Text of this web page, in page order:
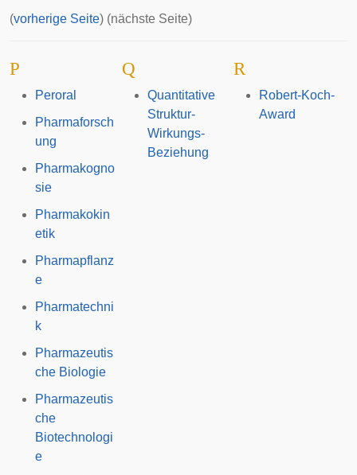
(vorherige Seite) (nächste Seite)
P
Peroral
Pharmaforsch
ung
Pharmakogno
sie
Pharmakokin
etik
Pharmapflanz
e
Pharmatechni
k
Pharmazeutis
che Biologie
Pharmazeutis
che
Biotechnologi
e
Q
Quantitative
Struktur-
Wirkungs-
Beziehung
R
Robert-Koch-
Award